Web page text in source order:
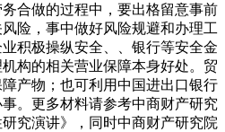
合做的过程中，要出格留意事前
险，事中做好风险规避和办理工
积极操纵安全、、银行等安全金
构的相关营业保障本身好处。贸
产物；也可利用中国进出口银行
。更多材料请参考中商财产研究
究演讲》，同时中商财产研究院